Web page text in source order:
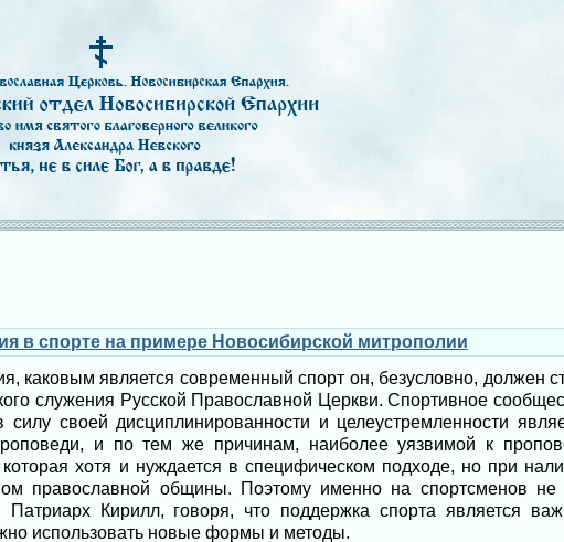
в спорте на примере Новосибирской митрополии
каковым является современный спорт он, безусловно, должен
служения Русской Православной Церкви. Спортивное
своей дисциплинированности и целеустремленности
и по тем же причинам, наиболее уязвимой к
хотя и нуждается в специфическом подходе, но при
православной общины. Поэтому именно на спортсменов не
Кирилл, говоря, что поддержка спорта является
использовать новые формы и методы.